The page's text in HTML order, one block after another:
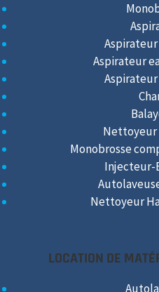
Aspirateur
Monobrosse
Injecteur-
Nettoyeur
LOCATION DE